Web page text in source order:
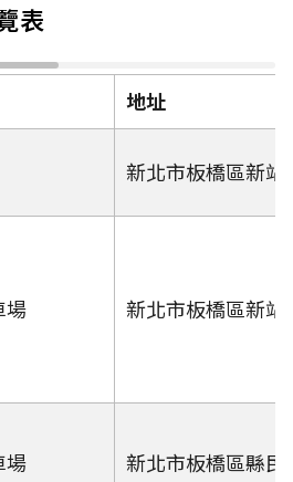
表
地址
新北市板橋區新站
場 新北市板橋區新站
場 新北市板橋區縣民